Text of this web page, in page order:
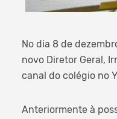
No dia 8 de
novo Diretor Geral,
canal do colégio no
Anteriormente à